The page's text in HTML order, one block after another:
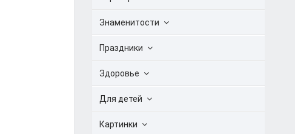
Знаменитости
Праздники
Здоровье
Для детей
Картинки